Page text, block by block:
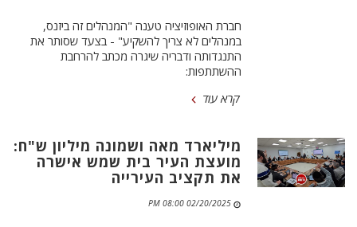
חברת האופוזיציה טענה "המנהלים זה ביזנס,
במנהלים לא צריך להשקיע" - בצעד שסותר את
התנגדותה ודבריה שיגרה מכתב להרחבת
ההשתתפות:
קרא עוד
מיליארד מאה ושמונה מיליון ש"ח:
מועצת העיר בית שמש אישרה
את תקציב העירייה
02/20/2025 08:00 PM